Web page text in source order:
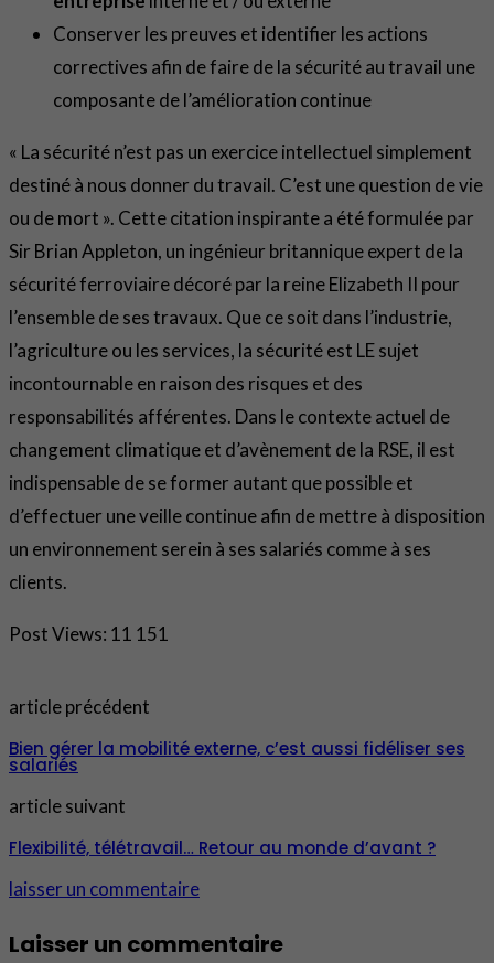
Conserver les preuves et identifier les actions
correctives afin de faire de la sécurité au travail une
composante de l’amélioration continue
« La sécurité n’est pas un exercice intellectuel simplement
destiné à nous donner du travail. C’est une question de vie
ou de mort ». Cette citation inspirante a été formulée par
Sir Brian Appleton, un ingénieur britannique expert de la
sécurité ferroviaire décoré par la reine Elizabeth II pour
l’ensemble de ses travaux. Que ce soit dans l’industrie,
l’agriculture ou les services, la sécurité est LE sujet
incontournable en raison des risques et des
responsabilités afférentes. Dans le contexte actuel de
changement climatique et d’avènement de la RSE, il est
indispensable de se former autant que possible et
d’effectuer une veille continue afin de mettre à disposition
un environnement serein à ses salariés comme à ses
clients.
Post Views: 11 151
article précédent
Bien gérer la mobilité externe, c’est aussi fidéliser ses
salariés
article suivant
Flexibilité, télétravail… Retour au monde d’avant ?
laisser un commentaire
Laisser un commentaire